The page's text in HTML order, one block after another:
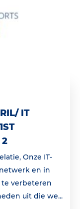
IT
2
Onze IT-
en in
te verbeteren
uit die we...